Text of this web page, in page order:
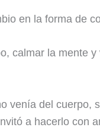
en la forma de
calmar la mente
venía del
a hacerlo con